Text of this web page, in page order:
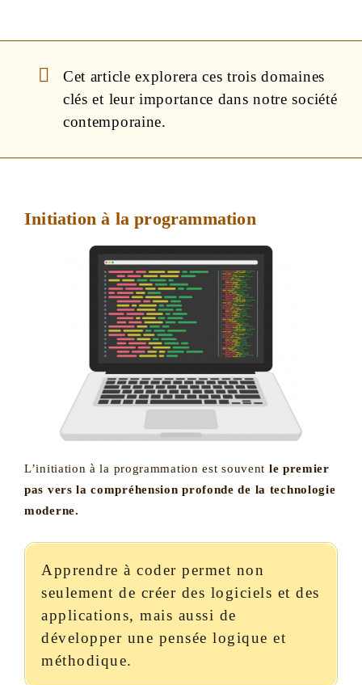
Cet article explorera ces trois domaines
clés et leur importance dans notre société
contemporaine.
Initiation à la programmation
L’initiation à la programmation est souvent le premier
pas vers la compréhension profonde de la technologie
moderne.
Apprendre à coder permet non
seulement de créer des logiciels et des
applications, mais aussi de
développer une pensée logique et
méthodique.